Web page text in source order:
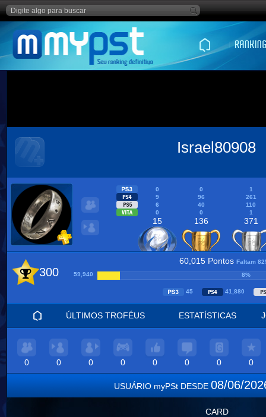
Israel80908
0 0
1
9
96
261
6
40
110
0
0 1
15 136 371
300
60,015 Pontos Faltam
59,940
8%
45 41,880
ÚLTIMOS TROFÉUS ESTATÍSTICAS
0 0 0 0 0 0 0 0
USUÁRIO myPSt DESDE 08/06/
CARD